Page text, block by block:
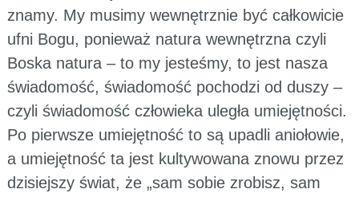
znamy. My musimy wewnętrznie być całkowicie
ufni Bogu, ponieważ natura wewnętrzna czyli
Boska natura – to my jesteśmy, to jest nasza
świadomość, świadomość pochodzi od duszy –
czyli świadomość człowieka uległa umiejętności.
Po pierwsze umiejętność to są upadli aniołowie,
a umiejętność ta jest kultywowana znowu przez
dzisiejszy świat, że „sam sobie zrobisz, sam